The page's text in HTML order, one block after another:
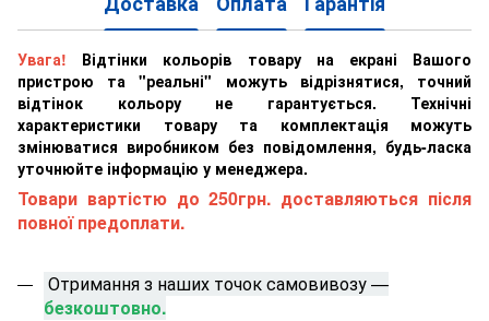
Увага! Відтінки кольорів товару на екрані Вашого
пристрою та "реальні" можуть відрізнятися, точний
відтінок кольору не гарантується. Технічні
характеристики товару та комплектація можуть
змінюватися виробником без повідомлення, будь-ласка
уточнюйте інформацію у менеджера.
Товари вартістю до 250грн. доставляються після
повної предоплати.
Отримання з наших точок самовивозу —
безкоштовно.